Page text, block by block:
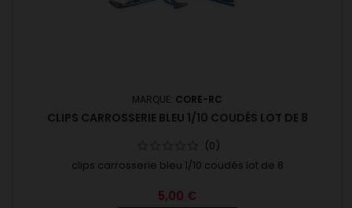
MARQUE: CORE-RC
CLIPS CARROSSERIE BLEU 1/10 COUDÉS LOT DE 8
(0)
clips carrosserie bleu 1/10 coudés lot de 8
5,00 €